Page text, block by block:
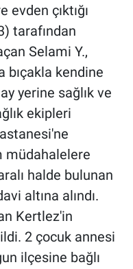
çıktığı
tarafından
Selami Y.,
bıçakla kendine
yerine sağlık ve
ekipleri
müdahalelere
halde bulunan
altına alındı.
Kertlez'in
2 çocuk annesi
ilçesine bağlı